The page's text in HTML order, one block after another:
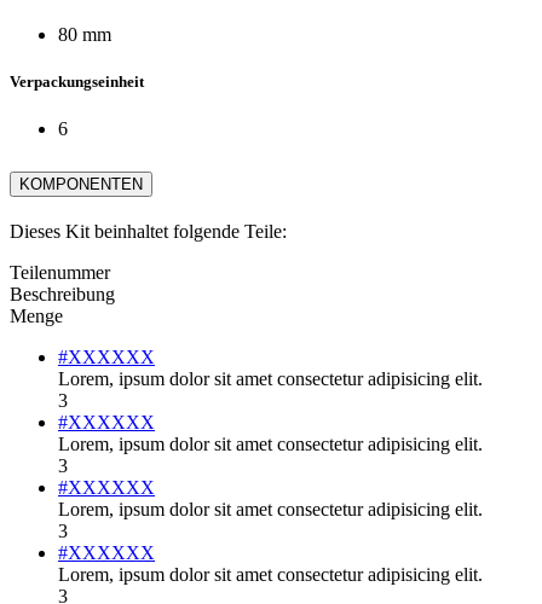
80 mm
Verpackungseinheit
6
KOMPONENTEN
Dieses Kit beinhaltet folgende Teile:
Teilenummer
Beschreibung
Menge
#XXXXXX
Lorem, ipsum dolor sit amet consectetur adipisicing elit.
3
#XXXXXX
Lorem, ipsum dolor sit amet consectetur adipisicing elit.
3
#XXXXXX
Lorem, ipsum dolor sit amet consectetur adipisicing elit.
3
#XXXXXX
Lorem, ipsum dolor sit amet consectetur adipisicing elit.
3